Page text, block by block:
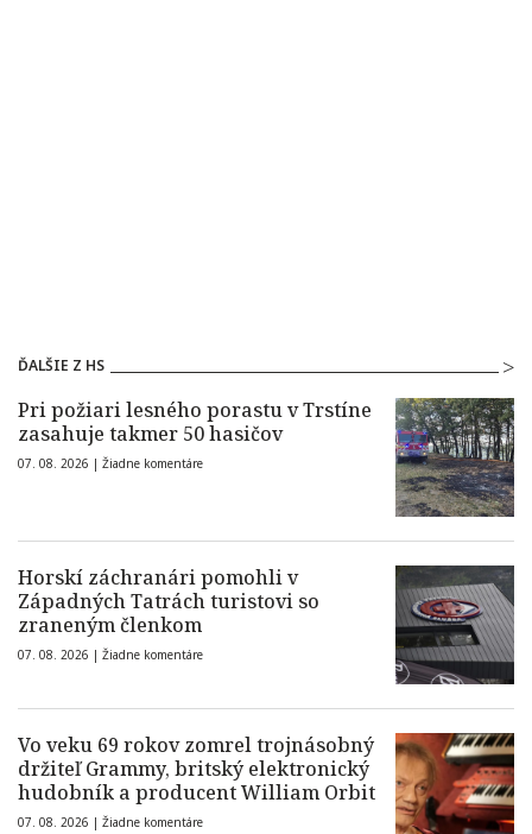
ĎALŠIE Z HS
Pri požiari lesného porastu v Trstíne
zasahuje takmer 50 hasičov
07. 08. 2026 | Žiadne komentáre
Horskí záchranári pomohli v
Západných Tatrách turistovi so
zraneným členkom
07. 08. 2026 | Žiadne komentáre
Vo veku 69 rokov zomrel trojnásobný
držiteľ Grammy, britský elektronický
hudobník a producent William Orbit
07. 08. 2026 | Žiadne komentáre